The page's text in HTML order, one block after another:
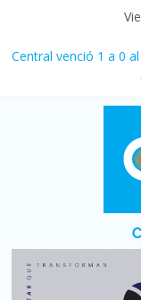
Central venció 1 a 0
La morosidad
afecta a 400 mil
Desde que asumió
denuncia crisis como
Vacaciones de
turístico: 4,6
Fuerte caída de la